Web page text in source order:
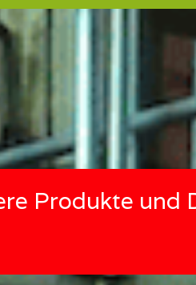
Produkte und